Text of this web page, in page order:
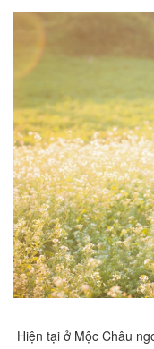
Hiện tại ở Mộc Châu